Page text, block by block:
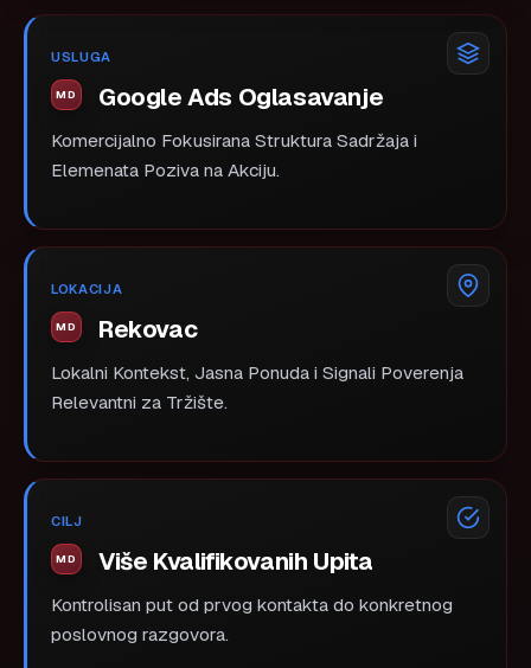
USLUGA
Google Ads Oglasavanje
Komercijalno Fokusirana Struktura Sadržaja i
Elemenata Poziva na Akciju.
LOKACIJA
Rekovac
Lokalni Kontekst, Jasna Ponuda i Signali Poverenja
Relevantni za Tržište.
CILJ
Više Kvalifikovanih Upita
Kontrolisan put od prvog kontakta do konkretnog
poslovnog razgovora.